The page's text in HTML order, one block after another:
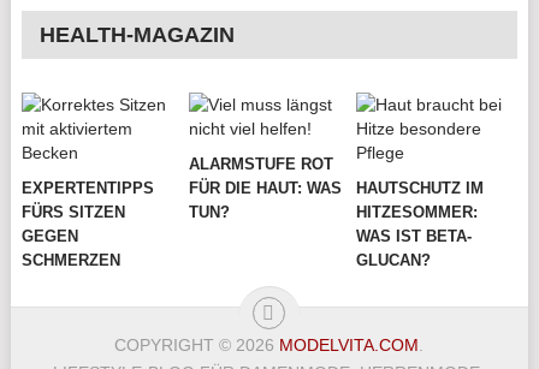
HEALTH-MAGAZIN
EXPERTENTIPPS
FÜRS SITZEN
GEGEN
SCHMERZEN
ALARMSTUFE ROT
FÜR DIE HAUT: WAS
TUN?
HAUTSCHUTZ IM
HITZESOMMER:
WAS IST BETA-
GLUCAN?
COPYRIGHT © 2026 MODELVITA.COM.